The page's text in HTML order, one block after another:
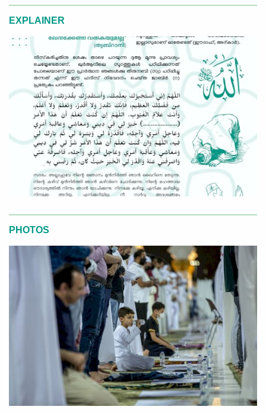
EXPLAINER
PHOTOS